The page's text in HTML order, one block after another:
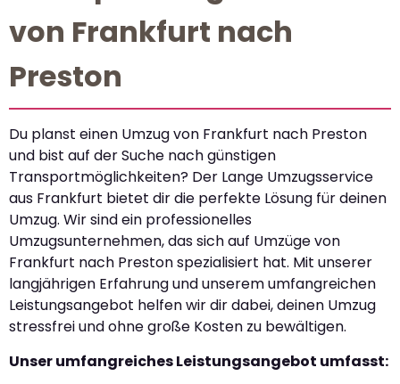
von Frankfurt nach
Preston
Du planst einen Umzug von Frankfurt nach Preston
und bist auf der Suche nach günstigen
Transportmöglichkeiten? Der Lange Umzugsservice
aus Frankfurt bietet dir die perfekte Lösung für deinen
Umzug. Wir sind ein professionelles
Umzugsunternehmen, das sich auf Umzüge von
Frankfurt nach Preston spezialisiert hat. Mit unserer
langjährigen Erfahrung und unserem umfangreichen
Leistungsangebot helfen wir dir dabei, deinen Umzug
stressfrei und ohne große Kosten zu bewältigen.
Unser umfangreiches Leistungsangebot umfasst: